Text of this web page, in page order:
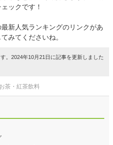
ックです！
新人気ランキングのリンクがあ
みてくださいね。
。2024年10月21日に記事を更新しました
茶・紅茶飲料